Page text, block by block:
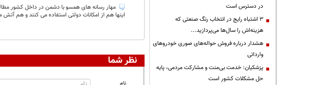
مهار رسانه های همسو با دشمن در داخل کشور
اینها هم از امکانات دولتی استفاده می کنند و هم آتش
نظر شما
نام
در دسترس است
3 اشتباه رایج در انتخاب رنگ صنعتی که
هزینه‌اش را سال‌ها می‌پردازید...
هشدار درباره فروش حواله‌های صوری خودروهای
وارداتی
پزشکیان: خدمت بی‌منت و مشارکت مردمی، پایه
حل مشکلات کشور است